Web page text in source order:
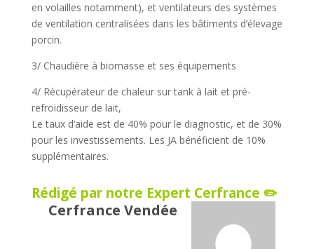
en volailles notamment), et ventilateurs des systèmes
de ventilation centralisées dans les bâtiments d’élevage
porcin.
3/ Chaudière à biomasse et ses équipements
4/ Récupérateur de chaleur sur tank à lait et pré-
refroidisseur de lait,
Le taux d’aide est de 40% pour le diagnostic, et de 30%
pour les investissements. Les JA bénéficient de 10%
supplémentaires.
Rédigé par notre Expert Cerfrance ✏️
Cerfrance Vendée